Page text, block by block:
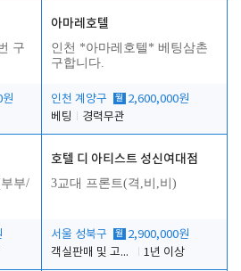
구
아마레호텔
인천 *아마레호텔* 베팅삼촌
구합니다.
인천 계양구 월 2,600,000원
베팅
경력무관
부/
호텔 디 아티스트 성신여대점
3교대 프론트(격,비,비)
서울 성북구 월 2,900,000원
객실판매 및 고객응대
1년 이상